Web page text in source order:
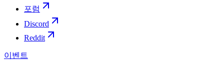
포럼
Discord
Reddit
이벤트